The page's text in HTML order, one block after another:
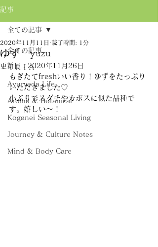
記事
全ての記事
ＴＲＩＡ
Ayurveda Life
Aroma & Botanical
Koganei Seasonal Living
Journey & Culture Notes
Mind & Body Care
全ての記事
ゆず yuzu
2020年11月11日 読了時間: 1分
更新日： 2020年11月26日
もぎたてfreshいい香り！ゆずをたっぷり
いただきました♡
小ぶりでスダチやカボスに似た品種で
す。嬉しい～！